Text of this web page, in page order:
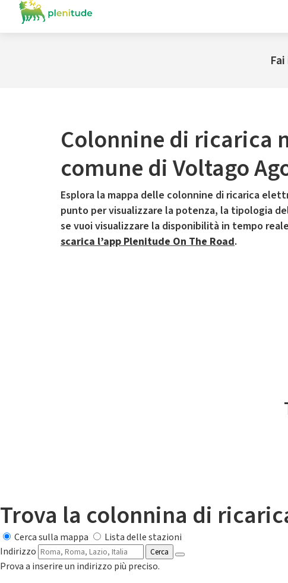
Colonnine di ricarica
comune di Voltago
Esplora la mappa delle colonnine di ricarica
punto per visualizzare la potenza, la tipologia
se vuoi visualizzare la disponibilità in tempo
scarica l’app Plenitude On The Road.
Il
Trova la colonnina di
Cerca sulla mappa
Lista delle stazioni
Indirizzo
Cerca
Prova a inserire un indirizzo più preciso.